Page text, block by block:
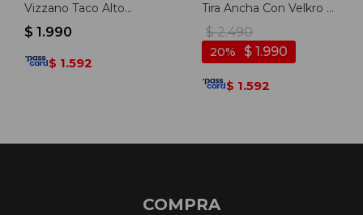
Vizzano Taco Alto
Brillosa - Dorado
$ 1.990
$ 1.592
Tira Ancha Con Velkro Y
Pulsera - Negro
$ 2.490
$ 1.990
20
$ 1.592
COMPRA